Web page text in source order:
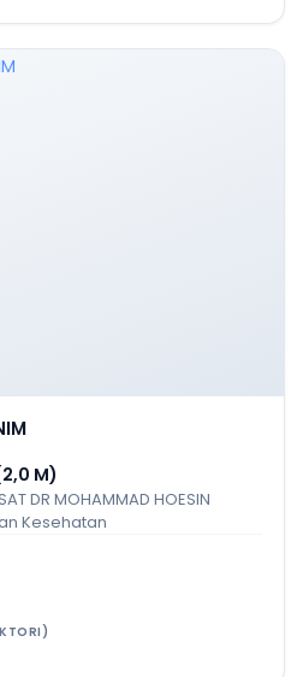
M)
DR MOHAMMAD HOESIN
Kesehatan